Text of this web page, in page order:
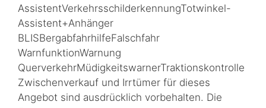
AssistentVerkehrsschilderkennungTotwinkel-
Assistent+Anhänger
BLISBergabfahrhilfeFalschfahr
WarnfunktionWarnung
QuerverkehrMüdigkeitswarnerTraktionskontrolle
Zwischenverkauf und Irrtümer für dieses
Angebot sind ausdrücklich vorbehalten. Die